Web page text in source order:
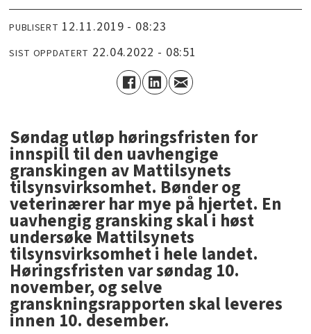
PUBLISERT 12.11.2019 - 08:23
SIST OPPDATERT 22.04.2022 - 08:51
Søndag utløp høringsfristen for
innspill til den uavhengige
granskingen av Mattilsynets
tilsynsvirksomhet. Bønder og
veterinærer har mye på hjertet. En
uavhengig gransking skal i høst
undersøke Mattilsynets
tilsynsvirksomhet i hele landet.
Høringsfristen var søndag 10.
november, og selve
granskningsrapporten skal leveres
innen 10. desember.